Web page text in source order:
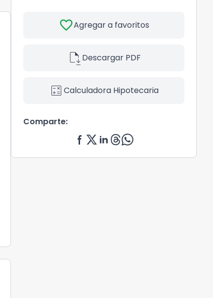
favoriteAgregar a favoritos
file_saveDescargar PDF
calculate Calculadora Hipotecaria
Comparte: